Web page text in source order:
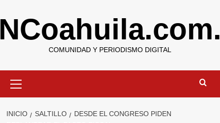
al
contenido
COMUNIDAD Y PERIODISMO DIGITAL
primario
INICIO SALTILLO
DESDE EL CONGRESO PIDEN